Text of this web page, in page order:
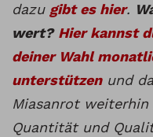
dazu gibt es hier.
wert? Hier kannst
deiner Wahl
unterstützenund
Miasanrot
Quantität und